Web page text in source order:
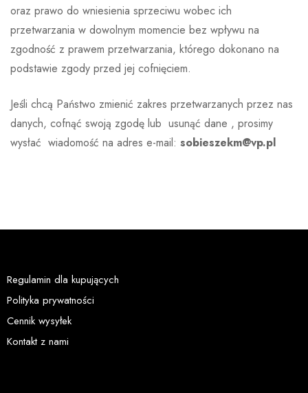
oraz prawo do wniesienia sprzeciwu wobec ich
przetwarzania w dowolnym momencie bez wpływu na
zgodność z prawem przetwarzania, którego dokonano na
podstawie zgody przed jej cofnięciem.
Jeśli chcą Państwo zmienić zakres przetwarzanych przez nas
danych, cofnąć swoją zgodę lub usunąć dane , prosimy
wysłać wiadomość na adres e-mail: sobieszekm@vp.pl
Regulamin dla kupujących
Polityka prywatności
Cennik wysyłek
Kontakt z nami